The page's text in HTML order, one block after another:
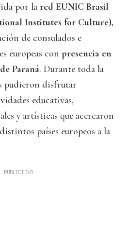
por la red EUNIC Brasil
Institutes for Culture),
de consulados e
europeas con presencia en
Paraná. Durante toda la
pudieron disfrutar
educativas,
y artísticas que acercaron
países europeos a la